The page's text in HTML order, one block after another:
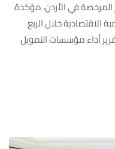
في الأردن، مؤكدة
الاقتصادية خلال الربع
تنمية تقرير أداء مؤسسات التمويل